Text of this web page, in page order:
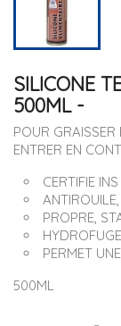
SILICONE
500ML -
POUR
ENTRER EN
CERTIFIE
PROPRE,
HYDROFUGE
PERMET
500ML